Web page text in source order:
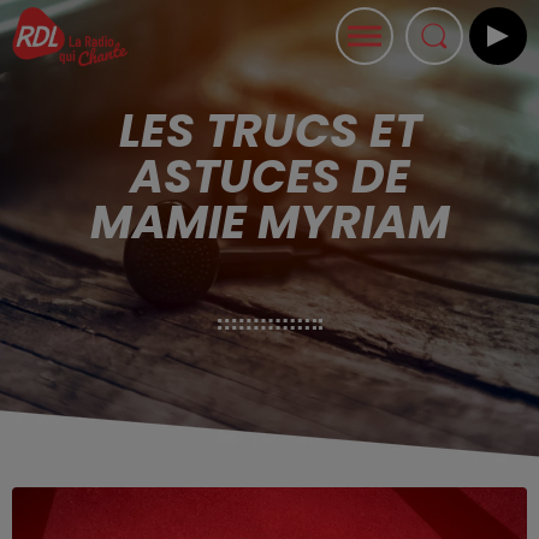
LES TRUCS ET
ASTUCES DE
MAMIE MYRIAM